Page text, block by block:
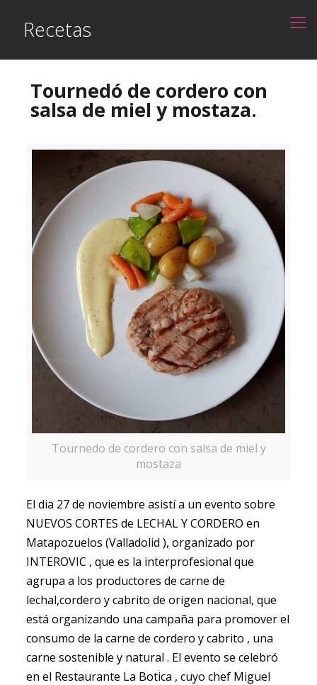
Recetas
Tournedó de cordero con
salsa de miel y mostaza.
Tournedo de cordero con salsa de miel y
mostaza
El dia 27 de noviembre asistí a un evento sobre
NUEVOS CORTES de LECHAL Y CORDERO en
Matapozuelos (Valladolid ), organizado por
INTEROVIC , que es la interprofesional que
agrupa a los productores de carne de
lechal,cordero y cabrito de origen nacional, que
está organizando una campaña para promover el
consumo de la carne de cordero y cabrito , una
carne sostenible y natural . El evento se celebró
en el Restaurante La Botica , cuyo chef Miguel